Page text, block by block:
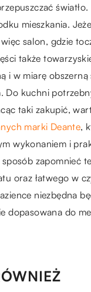
mieszkania.
salon, gdzie
także
i w miarę obszerną
Do kuchni
taki zakupić,
marki Deante,
wykonaniem i
zapomnieć
oraz łatwego w
niezbędna
dopasowana do